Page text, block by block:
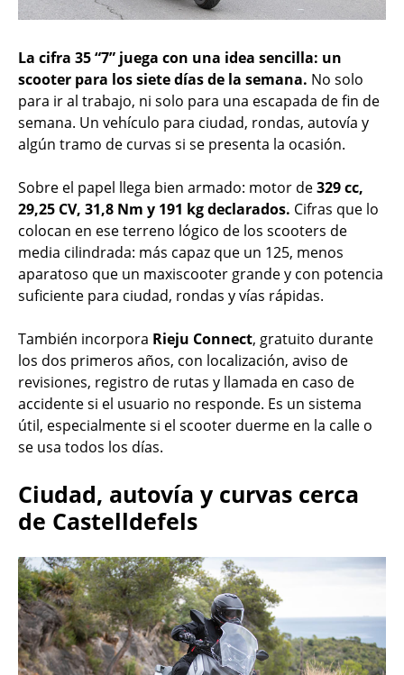
La cifra 35 “7” juega con una idea sencilla: un
scooter para los siete días de la semana. No solo
para ir al trabajo, ni solo para una escapada de fin de
semana. Un vehículo para ciudad, rondas, autovía y
algún tramo de curvas si se presenta la ocasión.
Sobre el papel llega bien armado: motor de329 cc,
29,25 CV, 31,8 Nm y 191 kg declarados. Cifras que lo
colocan en ese terreno lógico de los scooters de
media cilindrada: más capaz que un 125, menos
aparatoso que un maxiscooter grande y con potencia
suficiente para ciudad, rondas y vías rápidas.
También incorpora Rieju Connect, gratuito durante
los dos primeros años, con localización, aviso de
revisiones, registro de rutas y llamada en caso de
accidente si el usuario no responde. Es un sistema
útil, especialmente si el scooter duerme en la calle o
se usa todos los días.
Ciudad, autovía y curvas cerca
de Castelldefels